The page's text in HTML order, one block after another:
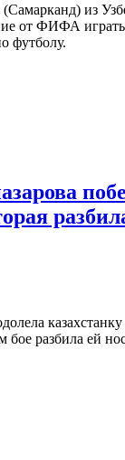
из
от ФИФА
футболу.
бое разбила ей